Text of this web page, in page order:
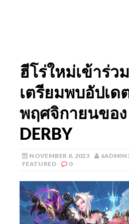
ฮีโร่ใหม่เข้าร่ว
เตรียมพบอัปเด
พฤศจิกายนของ
DERBY
NOVEMBER 8, 2023
FEATURED
0